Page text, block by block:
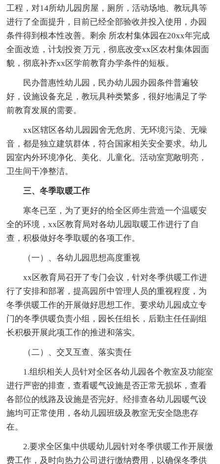
工程，对14所幼儿园房屋，厕所，活动场地、教玩具等
进行了全面提升，目前已经全部验收并投入使用，办园
条件得到根本性改善。剩余 所农村集体园在20xx年完成
全面改造，计划投资 万元，彻底改变xx区农村集体园面
貌，彻底补齐xx区学前教育办学条件的短板。
民办普惠性幼儿园，民办幼儿园办园条件普遍较
好，设施设备充足，教玩具种类繁多，很好地满足了学
前教育发展的需要。
xx区辖区各幼儿园园舍无危房、无环境污染、无噪
音，都是独立建筑群体，符合国家相关安全要求。幼儿
园室内外环境净化、美化、儿童化。活动室宽敞明亮，
卫生间干净整洁。
三、冬季取暖工作
寒冬已至，为了更好的给全区师生营造一个温暖安
全的环境，xx区教育局对各幼儿园取暖工作进行了自
查，积极做好冬季取暖的各项工作。
（一）、各幼儿园思想高度重视
xx区教育局召开了专门会议，针对冬季供暖工作进
行了安排和部署，提高园所中管理人员的重视程度，为
冬季供暖工作的开展做好思想工作。要求幼儿园成立专
门的冬季供暖负责小组，园长任组长，后勤主任任副组
长积极开展此项工作的推进和落实。
（二）、交叉互查、落实责任
1.组织相关人员针对全区各幼儿园各个教室及功能室
进行严密的排查，查看暖气设施是否正常无损坏，查看
各部位的线路及设施是否完好。经排查各幼儿园暖气设
施均可正常使用，各幼儿园班级及教室无安全隐患存
在。
2.要求全区集中供暖幼儿园针对冬季供暖工作开展缴
费工作，及时向热力公司进行缴纳费用，以确保冬季供